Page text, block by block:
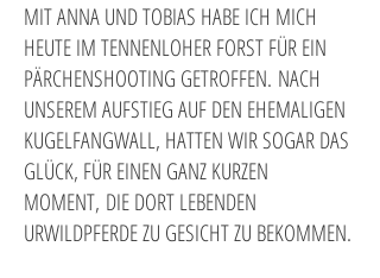
MIT ANNA UND TOBIAS HABE ICH MICH
HEUTE IM TENNENLOHER FORST FÜR EIN
PÄRCHENSHOOTING GETROFFEN. NACH
UNSEREM AUFSTIEG AUF DEN EHEMALIGEN
KUGELFANGWALL, HATTEN WIR SOGAR DAS
GLÜCK, FÜR EINEN GANZ KURZEN
MOMENT, DIE DORT LEBENDEN
URWILDPFERDE ZU GESICHT ZU BEKOMMEN.